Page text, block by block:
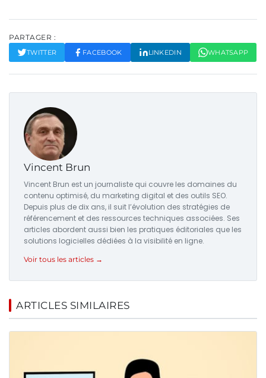
PARTAGER :
TWITTER FACEBOOK LINKEDIN WHATSAPP
Vincent Brun
Vincent Brun est un journaliste qui couvre les domaines du
contenu optimisé, du marketing digital et des outils SEO.
Depuis plus de dix ans, il suit l’évolution des stratégies de
référencement et des ressources techniques associées. Ses
articles abordent aussi bien les pratiques éditoriales que les
solutions logicielles dédiées à la visibilité en ligne.
Voir tous les articles →
ARTICLES SIMILAIRES